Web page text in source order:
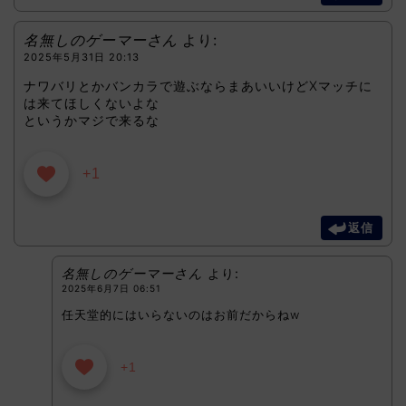
名無しのゲーマーさん より:
2025年5月31日 20:13
ナワバリとかバンカラで遊ぶならまあいいけどXマッチに
は来てほしくないよな
というかマジで来るな
+1
返信
名無しのゲーマーさん より:
2025年6月7日 06:51
任天堂的にはいらないのはお前だからねw
+1